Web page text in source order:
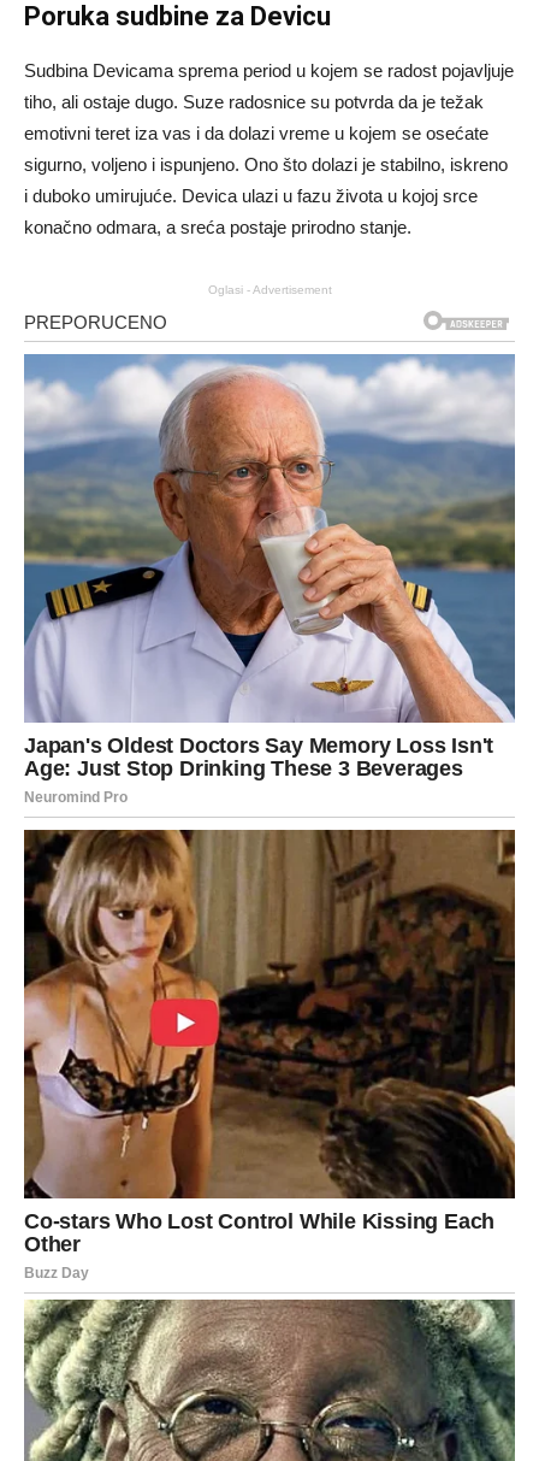
Poruka sudbine za Devicu
Sudbina Devicama sprema period u kojem se radost pojavljuje
tiho, ali ostaje dugo. Suze radosnice su potvrda da je težak
emotivni teret iza vas i da dolazi vreme u kojem se osećate
sigurno, voljeno i ispunjeno. Ono što dolazi je stabilno, iskreno
i duboko umirujuće. Devica ulazi u fazu života u kojoj srce
konačno odmara, a sreća postaje prirodno stanje.
Oglasi - Advertisement